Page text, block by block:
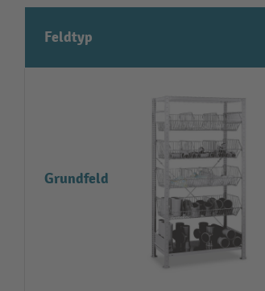
Feldtyp
Grundfeld